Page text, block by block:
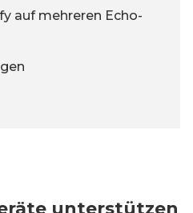
auf mehreren Echo-
unterstützen